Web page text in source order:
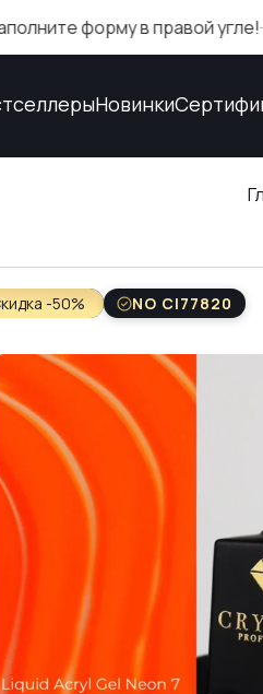
форму в правой угле!
Новинки
-50% NO CI77820